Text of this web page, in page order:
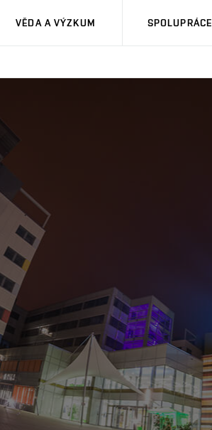
VĚDA A VÝZKUM SPOLUPRÁCE